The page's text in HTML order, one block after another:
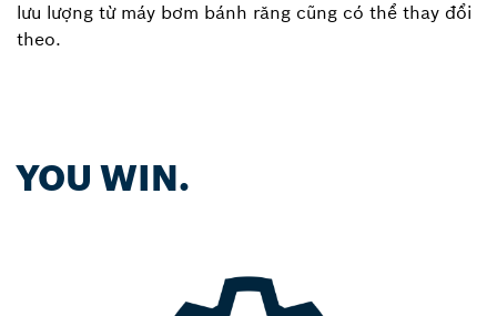
lưu lượng từ máy bơm bánh răng cũng có thể thay đổi
theo.
YOU WIN.